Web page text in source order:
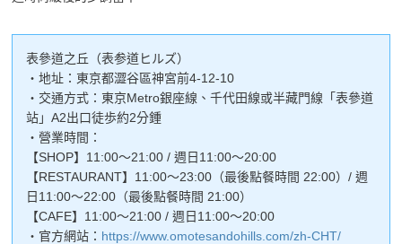
表參道之丘（表参道ヒルズ）
・地址：東京都澀谷區神宮前4-12-10
・交通方式：東京Metro銀座線、千代田線或半藏門線「表參道
站」A2出口徒歩約2分鍾
・營業時間：
【SHOP】11:00～21:00 / 週日11:00～20:00
【RESTAURANT】11:00～23:00（最後點餐時間 22:00）/ 週
日11:00～22:00（最後點餐時間 21:00）
【CAFE】11:00～21:00 / 週日11:00～20:00
・官方網站： https://www.omotesandohills.com/zh-CHT/